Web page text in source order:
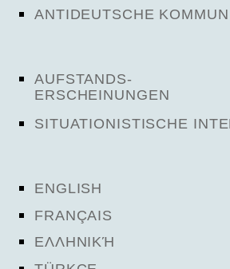
ANTIDEUTSCHE
AUFSTANDS-
ERSCHEINUNGEN
SITUATIONISTISCHE
ENGLISH
FRANÇAIS
ΕΛΛΗΝΙΚΉ